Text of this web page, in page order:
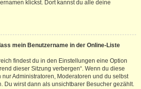
klickst. Dort kannst du alle deine
mein Benutzername in der Online-Liste
findest du in den Einstellungen eine Option
dieser Sitzung verbergen“. Wenn du diese
Administratoren, Moderatoren und du selbst
Du wirst dann als unsichtbarer Besucher gezählt.